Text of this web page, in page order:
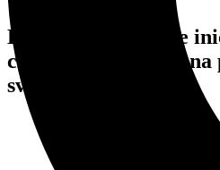
Dark skies for all je
cieľom je upozoniť na
svetelného smogu